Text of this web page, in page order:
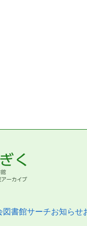
図書館サーチお知らせ